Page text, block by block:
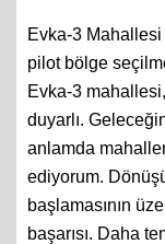
Evka-3
pilot bölge
Evka-3
duyarlı.
anlamda
ediyorum.
başlamasının
başarısı. Daha